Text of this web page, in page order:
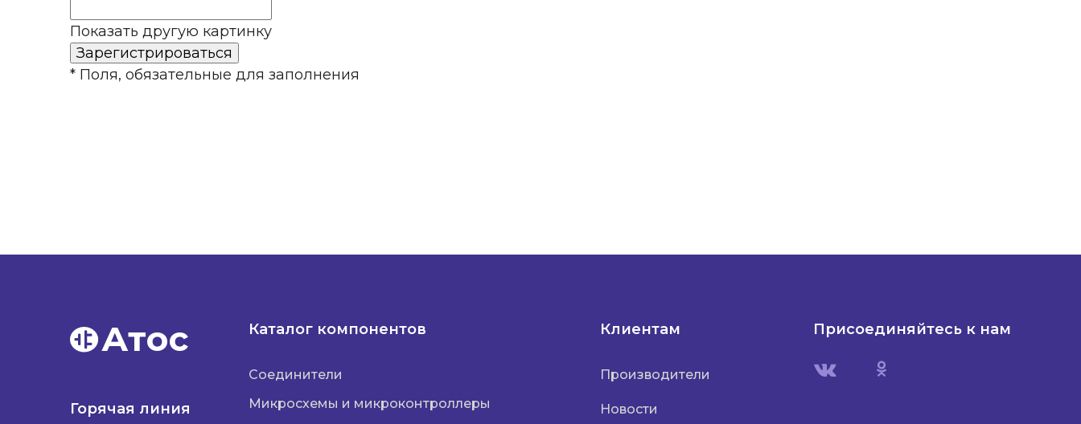
Показать другую картинку
* Поля, обязательные для заполнения
Атос
Горячая линия
Каталог компонентов
Соединители
Микросхемы и микроконтроллеры
Клиентам
Производители
Новости
Присоединяйтесь к нам